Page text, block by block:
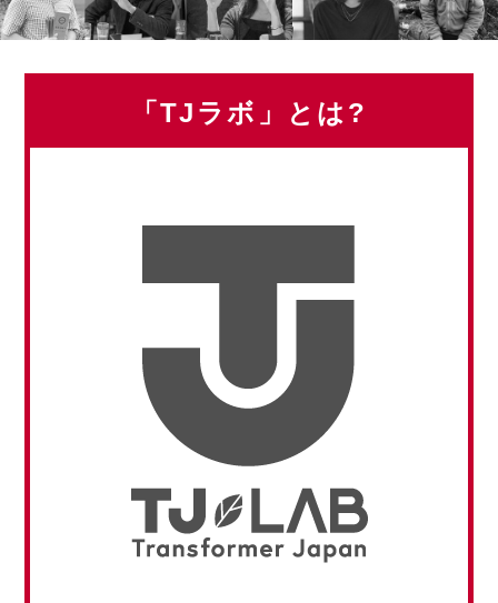
「TJラボ」とは?